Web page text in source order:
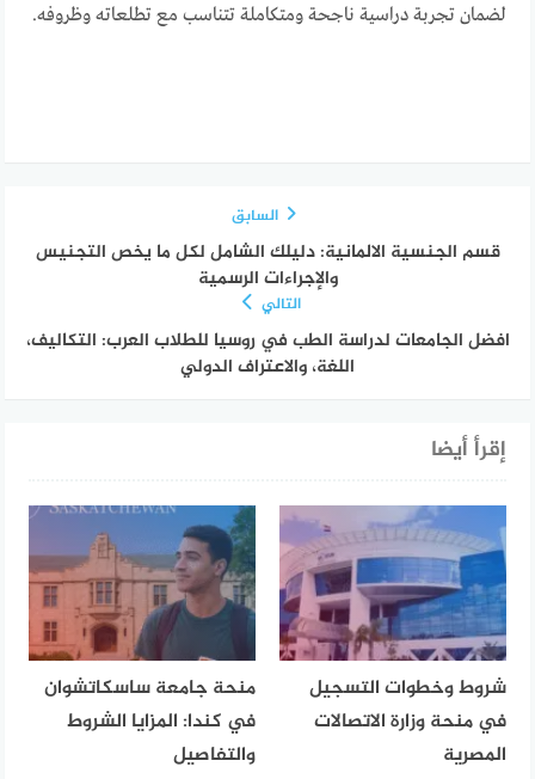
لضمان تجربة دراسية ناجحة ومتكاملة تتناسب مع تطلعاته وظروفه.
السابق
قسم الجنسية الالمانية: دليلك الشامل لكل ما يخص التجنيس
والإجراءات الرسمية
التالي
افضل الجامعات لدراسة الطب في روسيا للطلاب العرب: التكاليف،
اللغة، والاعتراف الدولي
إقرأ أيضا
شروط وخطوات التسجيل
في منحة وزارة الاتصالات
المصرية
منحة جامعة ساسكاتشوان
في كندا: المزايا الشروط
والتفاصيل